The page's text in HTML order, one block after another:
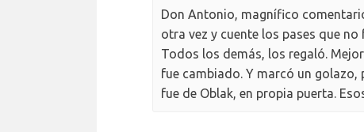
Don Antonio, magnífico
otra vez y cuente los pases que
Todos los demás, los regaló.
fue cambiado. Y marcó un golazo,
fue de Oblak, en propia puerta.